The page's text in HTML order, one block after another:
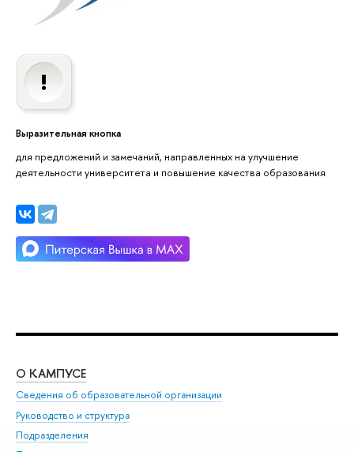
Выразительная кнопка
для предложений и замечаний, направленных на улучшение
деятельности университета и повышение качества образования
О КАМПУСЕ
Сведения об образовательной организации
Руководство и структура
Подразделения